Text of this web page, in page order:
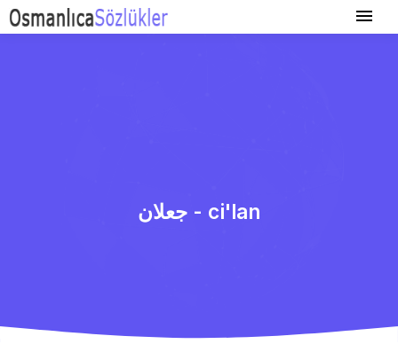
جعلان - ci'lan